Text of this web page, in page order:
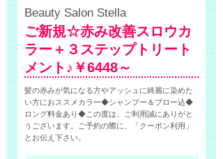
Beauty Salon Stella
ご新規☆赤み改善スロウカ
ラー＋３ステップトリート
メント♪￥6448～
髪の赤みが気になる方やアッシュに綺麗に染めた
い方におススメカラー◆シャンプー＆ブロー込◆
ロング料金あり◆この度は、ご利用誠にありがと
うございます。ご予約の際に、「クーポン利用」
とお伝え下さい。